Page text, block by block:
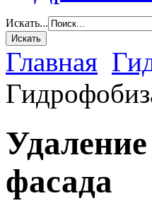
Искать...
Главная
фасада